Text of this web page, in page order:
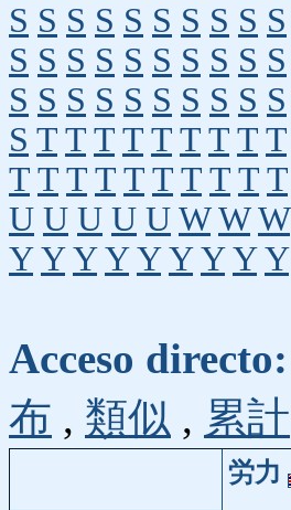
S S S S S S S S S S
S S S S S S S S S S
S S S S S S S S S S
S T T T T T T T T T
T T T T T T T T T T
U U U U U W W W
Y Y Y Y Y Y Y Y Y
Acceso directo:
布 , 類似 , 累計
労力